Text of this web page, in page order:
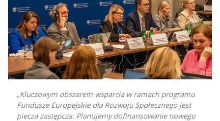
Kluczowym obszarem wsparcia w ramach programu
Fundusze Europejskie dla Rozwoju Społecznego jest
piecza zastępcza. Planujemy dofinansowanie nowego